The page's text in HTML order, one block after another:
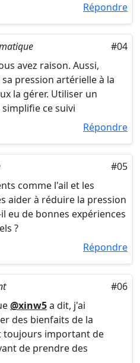
Répondre
#04
avez raison. Aussi,
pression artérielle à la
la gérer. Utiliser un
ce suivi
Répondre
#05
comme l'ail et les
aider à réduire la pression
eu de bonnes expériences
?
Répondre
#06
@xinw5a dit, j'ai
des bienfaits de la
toujours important de
de prendre des